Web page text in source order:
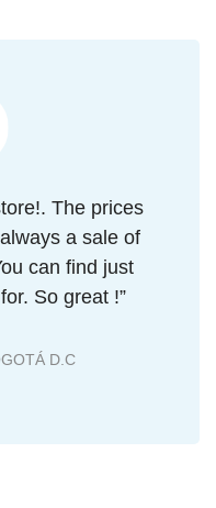
The prices
a sale of
can find just
So great !”
D.C